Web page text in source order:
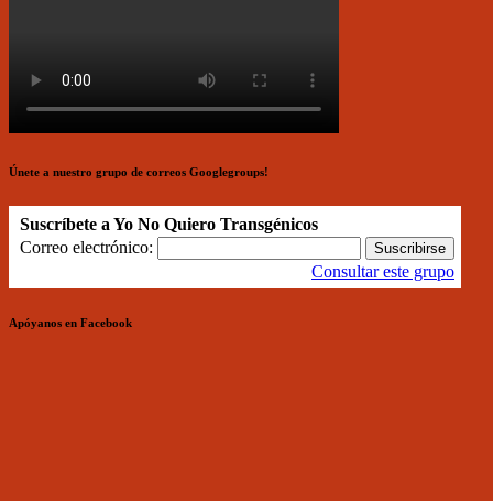
Únete a nuestro grupo de correos Googlegroups!
Suscríbete a Yo No Quiero Transgénicos
Correo electrónico:
Consultar este grupo
Apóyanos en Facebook